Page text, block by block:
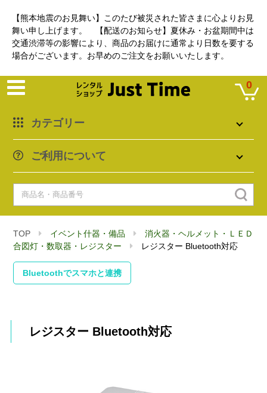
【熊本地震のお見舞い】このたび被災された皆さまに心よりお見
舞い申し上げます。 【配送のお知らせ】夏休み・お盆期間中は
交通渋滞等の影響により、商品のお届けに通常より日数を要する
場合がございます。お早めのご注文をお願いいたします。
カテゴリー
ご利用について
0
TOP イベント什器・備品
消火器・ヘルメット・ＬＥＤ
合図灯・数取器・レジスター
レジスター Bluetooth対応
Bluetoothでスマホと連携
レジスター Bluetooth対応